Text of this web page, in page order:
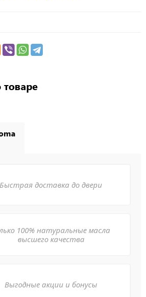
Быстрая доставка до двери
100% натуральные масла
высшего качества
Выгодные акции и бонусы